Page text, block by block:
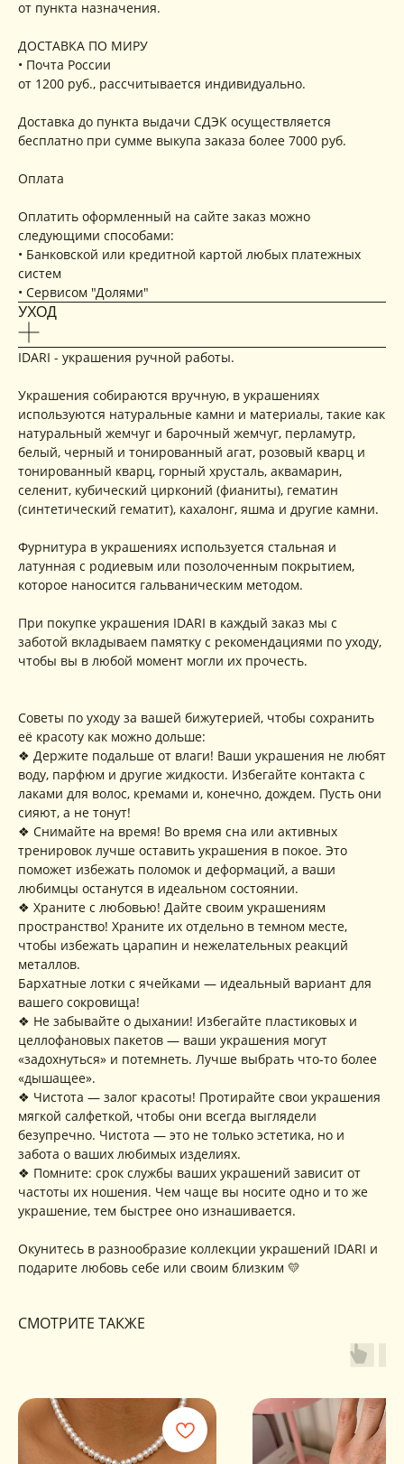
от пункта назначения.
ДОСТАВКА ПО МИРУ
• Почта России
от 1200 руб., рассчитывается индивидуально.
Доставка до пункта выдачи СДЭК осуществляется
бесплатно при сумме выкупа заказа более 7000 руб.
Оплата
Оплатить оформленный на сайте заказ можно
следующими способами:
• Банковской или кредитной картой любых платежных
систем
• Сервисом "Долями"
УХОД
IDARI - украшения ручной работы.
Украшения собираются вручную, в украшениях
используются натуральные камни и материалы, такие как
натуральный жемчуг и барочный жемчуг, перламутр,
белый, черный и тонированный агат, розовый кварц и
тонированный кварц, горный хрусталь, аквамарин,
селенит, кубический цирконий (фианиты), гематин
(синтетический гематит), кахалонг, яшма и другие камни.
Фурнитура в украшениях используется стальная и
латунная с родиевым или позолоченным покрытием,
которое наносится гальваническим методом.
При покупке украшения IDARI в каждый заказ мы с
заботой вкладываем памятку с рекомендациями по уходу,
чтобы вы в любой момент могли их прочесть.
Советы по уходу за вашей бижутерией, чтобы сохранить
её красоту как можно дольше:
❖ Держите подальше от влаги! Ваши украшения не любят
воду, парфюм и другие жидкости. Избегайте контакта с
лаками для волос, кремами и, конечно, дождем. Пусть они
сияют, а не тонут!
❖ Снимайте на время! Во время сна или активных
тренировок лучше оставить украшения в покое. Это
поможет избежать поломок и деформаций, а ваши
любимцы останутся в идеальном состоянии.
❖ Храните с любовью! Дайте своим украшениям
пространство! Храните их отдельно в темном месте,
чтобы избежать царапин и нежелательных реакций
металлов.
Бархатные лотки с ячейками — идеальный вариант для
вашего сокровища!
❖ Не забывайте о дыхании! Избегайте пластиковых и
целлофановых пакетов — ваши украшения могут
«задохнуться» и потемнеть. Лучше выбрать что-то более
«дышащее».
❖ Чистота — залог красоты! Протирайте свои украшения
мягкой салфеткой, чтобы они всегда выглядели
безупречно. Чистота — это не только эстетика, но и
забота о ваших любимых изделиях.
❖ Помните: срок службы ваших украшений зависит от
частоты их ношения. Чем чаще вы носите одно и то же
украшение, тем быстрее оно изнашивается.
Окунитесь в разнообразие коллекции украшений IDARI и
подарите любовь себе или своим близким 💛
СМОТРИТЕ ТАКЖЕ
ПОДПИШИТЕСЬ НА
РАССЫЛКУ
Я соглашаюсь с обработкой персональных данных в соответствии с
политикой конфиденциальности
Ясоглашаюсьна получение рекламной рассылки
подписаться
• Обмен и возврат
• Доставка и оплата
• Рекомендации
по уходу
• Новости
• Упаковка
• Об IDARI
• Главная
• Каталог
+ 7 (916) 958-00-78
Договор публичной
оферты
Политика
конфиденциальности
ОГРН 324547600025580
ИНФОРМАЦИЯ
КОНТАКТЫ
Рассказываем о новых
коллекциях, акциях и трендах
РАЗДЕЛЫ ИНТЕРНЕТ-
МАГАЗИНА